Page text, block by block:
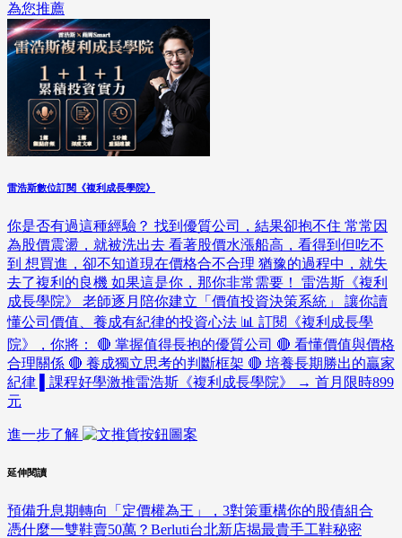
為您推薦
雷浩斯數位訂閱《複利成長學院》
你是否有過這種經驗？ 找到優質公司，結果卻抱不住 常常因
為股價震盪，就被洗出去 看著股價水漲船高，看得到但吃不
到 想買進，卻不知道現在價格合不合理 猶豫的過程中，就失
去了複利的良機 如果這是你，那你非常需要！ 雷浩斯《複利
成長學院》 老師逐月陪你建立「價值投資決策系統」 讓你讀
懂公司價值、養成有紀律的投資心法 📊 訂閱《複利成長學
院》，你將： 🔴 掌握值得長抱的優質公司 🔴 看懂價值與價格
合理關係 🔴 養成獨立思考的判斷框架 🔴 培養長期勝出的贏家
紀律 ▌課程好學激推雷浩斯《複利成長學院》 → 首月限時899
元
進一步了解
延伸閱讀
預備升息期轉向「定價權為王」，3對策重構你的股債組合
憑什麼一雙鞋賣50萬？Berluti台北新店揭最貴手工鞋秘密